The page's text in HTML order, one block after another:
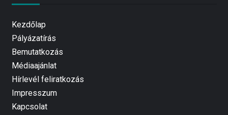
Kezdőlap
Pályázatírás
Bemutatkozás
Médiaajánlat
Hírlevél feliratkozás
Impresszum
Kapcsolat